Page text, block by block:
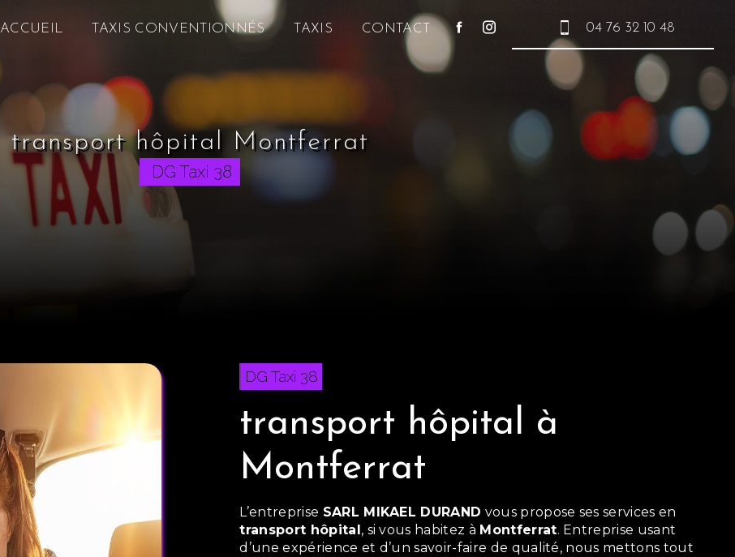
ACCUEIL TAXIS CONVENTIONNÉS TAXIS CONTACT 04 76 32 10 48
transport hôpital Montferrat
DG Taxi 38
DG Taxi 38
transport hôpital à
Montferrat
L’entreprise SARL MIKAEL DURAND vous propose ses services en
transport hôpital, si vous habitez à Montferrat. Entreprise usant
d’une expérience et d’un savoir-faire de qualité, nous mettons tout